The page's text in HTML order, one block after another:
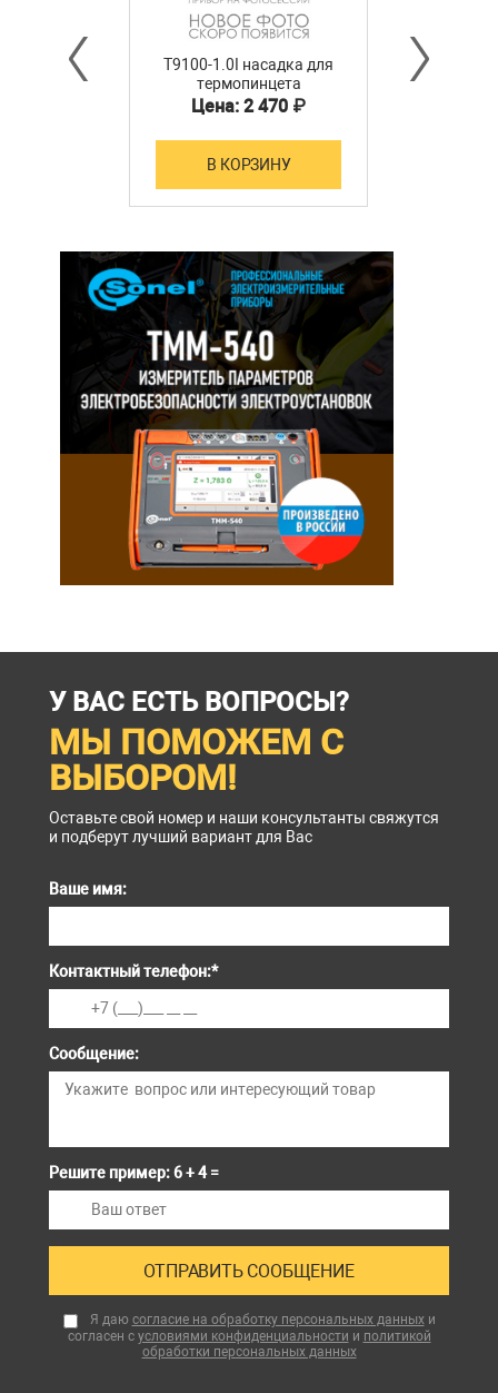
T9100-1.0I насадка для
термопинцета
Цена: 2 470 ₽
В КОРЗИНУ
У ВАС ЕСТЬ ВОПРОСЫ?
МЫ ПОМОЖЕМ С
ВЫБОРОМ!
Оставьте свой номер и наши консультанты свяжутся
и подберут лучший вариант для Вас
Ваше имя:
Контактный телефон:*
Сообщение:
Решите пример: 6 + 4 =
Я даю согласие на обработку персональных данныхи
согласен с условиями конфиденциальности и политикой
обработки персональных данных